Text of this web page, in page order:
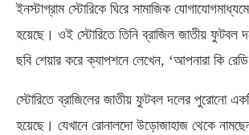
ইনস্টাগ্রাম স্টোরিকে ঘিরে সামাজিক
হয়েছে। ওই স্টোরিতে তিনি ব্রাজিল জাতীয় ফুটবল
ছবি শেয়ার করে ক্যাপশনে লেখেন, ‘আপনারা কি রেডি
স্টোরিতে ব্রাজিলের জাতীয় ফুটবল দলের পুরোনো
হয়েছে। যেখানে রোনালদো উড়োজাহাজ থেকে